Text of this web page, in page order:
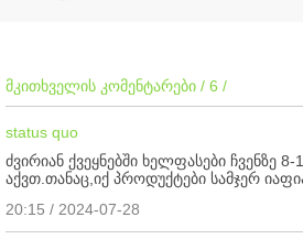
მკითხველის კომენტარები / 6 /
status quo
ძვირიან ქვეყნებში ხელფასები ჩვენზე 8-
აქვთ.თანაც,იქ პროდუქტები სამჯერ
20:15 / 2024-07-28